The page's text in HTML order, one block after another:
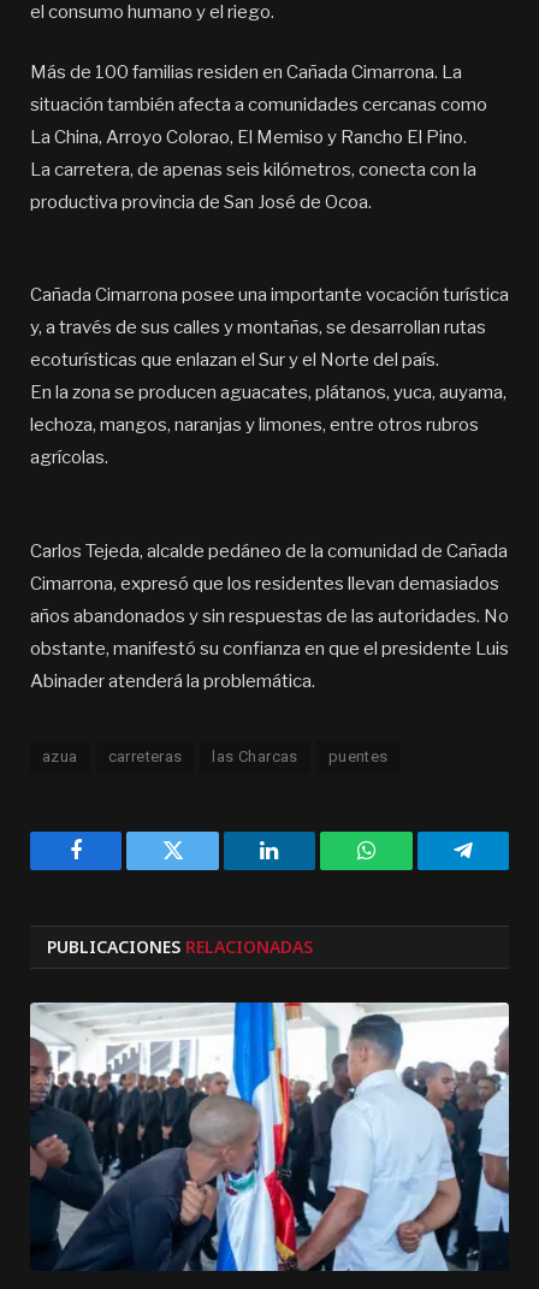
el consumo humano y el riego.
Más de 100 familias residen en Cañada Cimarrona. La
situación también afecta a comunidades cercanas como
La China, Arroyo Colorao, El Memiso y Rancho El Pino.
La carretera, de apenas seis kilómetros, conecta con la
productiva provincia de San José de Ocoa.
Cañada Cimarrona posee una importante vocación turística
y, a través de sus calles y montañas, se desarrollan rutas
ecoturísticas que enlazan el Sur y el Norte del país.
En la zona se producen aguacates, plátanos, yuca, auyama,
lechoza, mangos, naranjas y limones, entre otros rubros
agrícolas.
Carlos Tejeda, alcalde pedáneo de la comunidad de Cañada
Cimarrona, expresó que los residentes llevan demasiados
años abandonados y sin respuestas de las autoridades. No
obstante, manifestó su confianza en que el presidente Luis
Abinader atenderá la problemática.
azua carreteras las Charcas puentes
Facebook Twitter LinkedIn WhatsApp
PUBLICACIONES RELACIONADAS